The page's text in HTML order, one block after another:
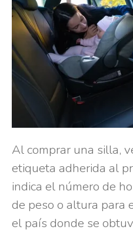
Al comprar una silla,
etiqueta adherida al
indica el número de
de peso o altura para
el país donde se